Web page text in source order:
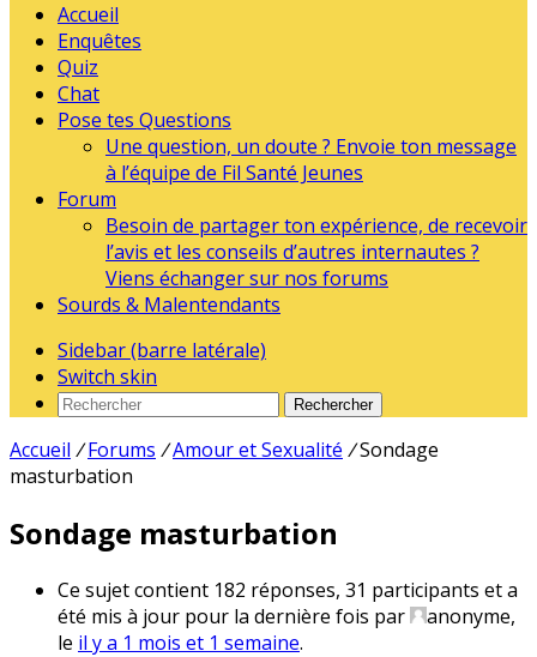
Accueil
Enquêtes
Quiz
Chat
Pose tes Questions
Une question, un doute ? Envoie ton message
à l’équipe de Fil Santé Jeunes
Forum
Besoin de partager ton expérience, de recevoir
l’avis et les conseils d’autres internautes ?
Viens échanger sur nos forums
Sourds & Malentendants
Sidebar (barre latérale)
Switch skin
Rechercher
Accueil / Forums /Amour et Sexualité /Sondage
masturbation
Sondage masturbation
Ce sujet contient 182 réponses, 31 participants et a
été mis à jour pour la dernière fois par
anonyme,
le il y a 1 mois et 1 semaine.